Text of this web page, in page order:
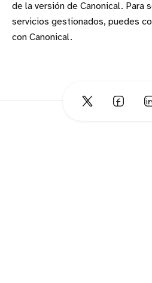
de la versión de Canonical. Para
servicios gestionados, puedes
con Canonical.